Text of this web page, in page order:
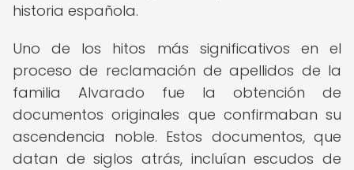
historia española.
Uno de los hitos más significativos en el
proceso de reclamación de apellidos de la
familia Alvarado fue la obtención de
documentos originales que confirmaban su
ascendencia noble. Estos documentos, que
datan de siglos atrás, incluían escudos de